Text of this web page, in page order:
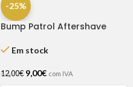
-25%
Bump Patrol Aftershave
Em stock
12,00€ 9,00€ com IVA